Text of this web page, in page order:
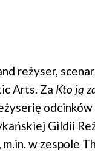
reżyser,
Arts. Za Kto ją
Gildii
w zespole